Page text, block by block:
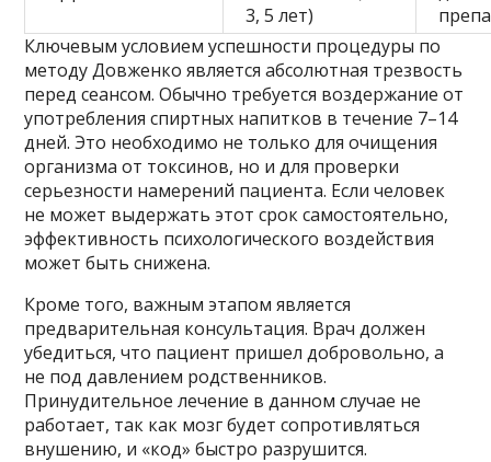
3, 5 лет)
Ключевым условием успешности процедуры по
методу Довженко является абсолютная трезвость
перед сеансом. Обычно требуется воздержание от
употребления спиртных напитков в течение 7–14
дней. Это необходимо не только для очищения
организма от токсинов, но и для проверки
серьезности намерений пациента. Если человек
не может выдержать этот срок самостоятельно,
эффективность психологического воздействия
может быть снижена.
Кроме того, важным этапом является
предварительная консультация. Врач должен
убедиться, что пациент пришел добровольно, а
не под давлением родственников.
Принудительное лечение в данном случае не
работает, так как мозг будет сопротивляться
внушению, и «код» быстро разрушится.